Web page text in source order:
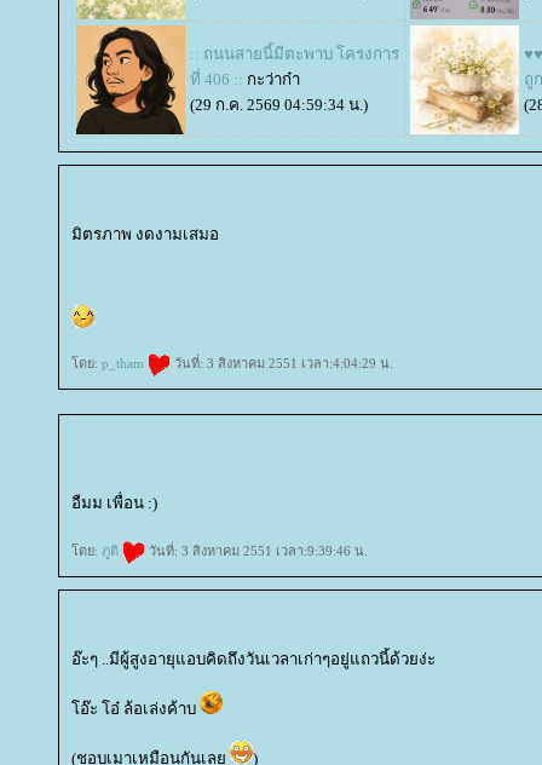
:: ถนนสายนี้มีตะพาบ โครงการ
ที่ 406 :: กะว่าก๋า
(29 ก.ค. 2569 04:59:34 น.)
ถู
มิตรภาพ งดงามเสมอ
ดย: p_tham วันที่: 3 สิงหาคม 2551 เวลา:4:04:29 น.
อืมม เพื่อน :)
ดย: ภูติ วันที่: 3 สิงหาคม 2551 เวลา:9:39:46 น.
อ๊ะๆ ..มีผู้สูงอายุแอบคิดถึงวันเวลาเก่าๆอยู่แถวนี้ด้วยง่ะ
อ๊ะ โอ๋ ล้อเล่งค้าบ
(ชอบเมาเหมือนกันเล )